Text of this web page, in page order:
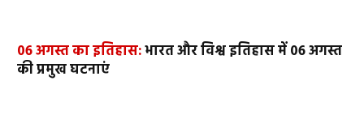
06 अगस्त का इतिहास:भारत और विश्व इतिहास में 06 अगस्त
की प्रमुख घटनाएं